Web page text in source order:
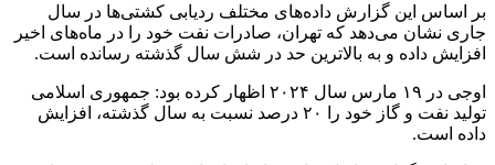
بر اساس این گزارش داده‌های مختلف ردیابی کشتی‌ها در سال
جاری نشان می‌دهد که تهران، صادرات نفت خود را در ماه‌های اخیر
افزایش داده و به بالاترین حد در شش سال گذشته رسانده است.
اوجی در ۱۹ مارس سال ۲۰۲۴ اظهار کرده بود: جمهوری اسلامی
تولید نفت و گاز خود را ۲۰ درصد نسبت به سال گذشته، افزایش
داده است.